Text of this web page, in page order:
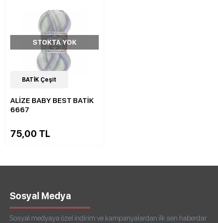
22Çeşit
STOKTA YOK
BATİK Çeşit
ALİZE BABY BEST BATİK
6667
75,00 TL
Sosyal Medya
Sosyal medyaya özel indirim ve kampanyalardan ilk sen haberdar